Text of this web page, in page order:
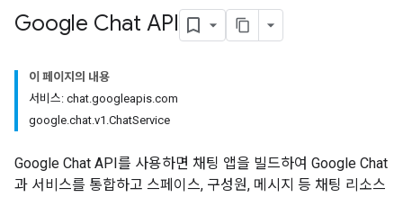
Google Chat API
이 페이지의 내용
서비스: chat.googleapis.com
google.chat.v1.ChatService
Google Chat API를 사용하면 채팅 앱을 빌드하여 Google Chat
과 서비스를 통합하고 스페이스, 구성원, 메시지 등 채팅 리소스